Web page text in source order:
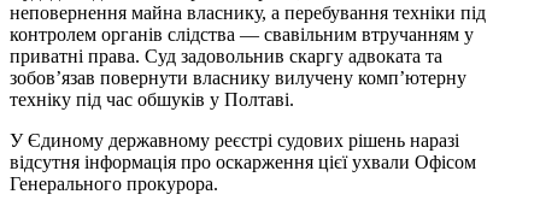
неповернення майна власнику, а перебування техніки під
контролем органів слідства — свавільним втручанням у
приватні права. Суд задовольнив скаргу адвоката та
зобов’язав повернути власнику вилучену комп’ютерну
техніку під час обшуків у Полтаві.
У Єдиному державному реєстрі судових рішень наразі
відсутня інформація про оскарження цієї ухвали Офісом
Генерального прокурора.